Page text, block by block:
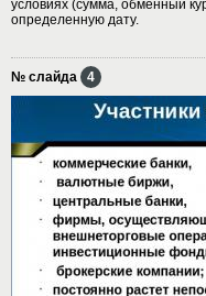
условиях (сумма, обменный
определенную дату.
№ слайда 4